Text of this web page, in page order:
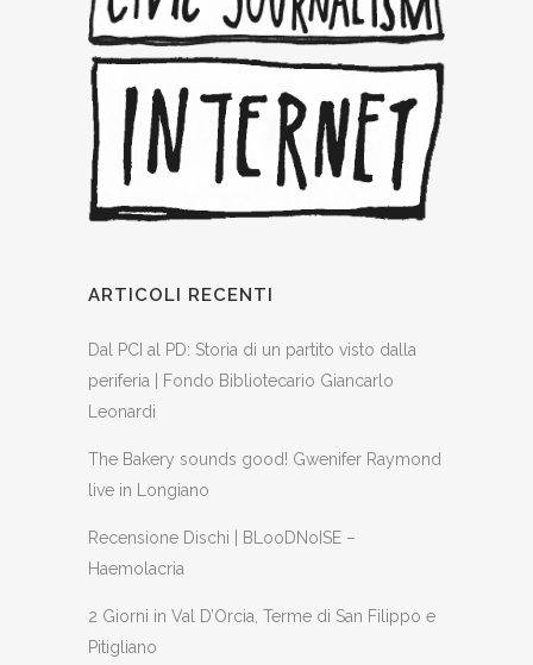
ARTICOLI RECENTI
Dal PCI al PD: Storia di un partito visto dalla
periferia | Fondo Bibliotecario Giancarlo
Leonardi
The Bakery sounds good! Gwenifer Raymond
live in Longiano
Recensione Dischi | BLooDNoISE –
Haemolacria
2 Giorni in Val D’Orcia, Terme di San Filippo e
Pitigliano